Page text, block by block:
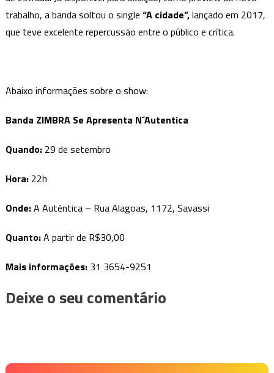
trabalho, a banda soltou o single “A cidade”,lançado em 2017,
que teve excelente repercussão entre o público e crítica.
Abaixo informações sobre o show:
Banda ZIMBRA Se Apresenta N´Autentica
Quando: 29 de setembro
Hora: 22h
Onde:A Autêntica – Rua Alagoas, 1172, Savassi
Quanto:A partir de R$30,00
Mais informações:31 3654-9251
Deixe o seu comentário